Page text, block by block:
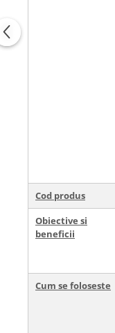
Cod produs
Obiective si
beneficii
Cum se foloseste